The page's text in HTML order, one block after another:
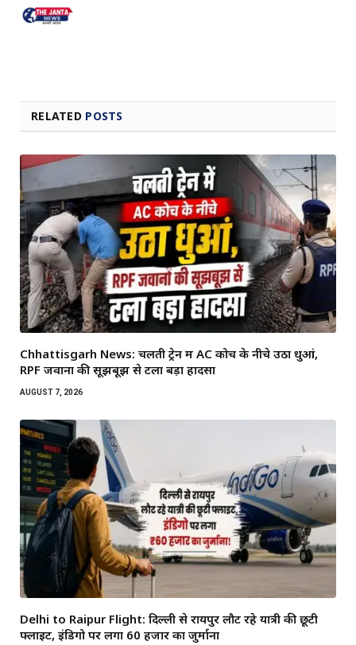
RELATED POSTS
Chhattisgarh News: चलती ट्रेन में AC कोच के नीचे उठा धुआं,
RPF जवानों की सूझबूझ से टला बड़ा हादसा
AUGUST 7, 2026
Delhi to Raipur Flight: दिल्ली से रायपुर लौट रहे यात्री की छूटी
फ्लाइट, इंडिगो पर लगा 60 हजार का जुर्माना